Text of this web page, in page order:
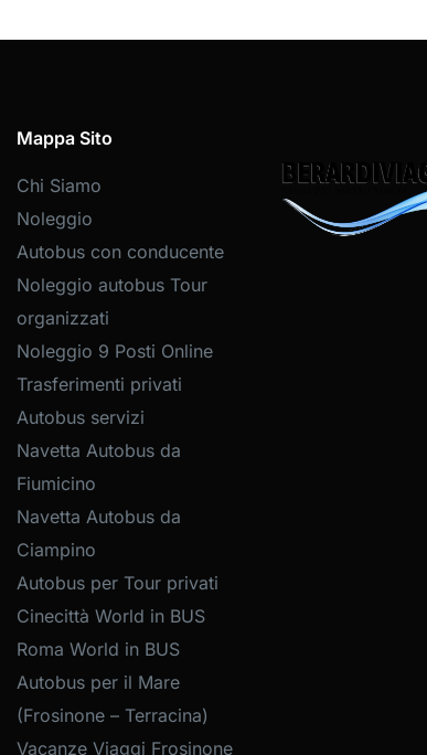
Mappa Sito
Chi Siamo
Noleggio
Autobus con conducente
Noleggio autobus Tour
organizzati
Noleggio 9 Posti Online
Trasferimenti privati
Autobus servizi
Navetta Autobus da
Fiumicino
Navetta Autobus da
Ciampino
Autobus per Tour privati
Cinecittà World in BUS
Roma World in BUS
Autobus per il Mare
(Frosinone – Terracina)
Vacanze Viaggi Frosinone